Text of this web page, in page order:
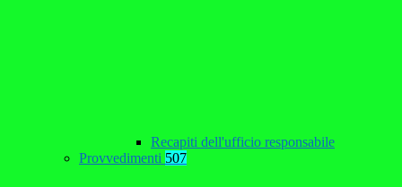
Recapiti dell'ufficio responsabile
Provvedimenti 507